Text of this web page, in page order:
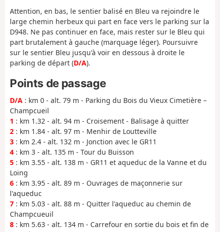
Attention, en bas, le sentier balisé en Bleu va rejoindre le
large chemin herbeux qui part en face vers le parking sur la
D948. Ne pas continuer en face, mais rester sur le Bleu qui
part brutalement à gauche (marquage léger). Poursuivre
sur le sentier Bleu jusqu'à voir en dessous à droite le
parking de départ (D/A).
Points de passage
D/A : km 0 - alt. 79 m - Parking du Bois du Vieux Cimetière –
Champcueil
1 : km 1.32 - alt. 94 m - Croisement - Balisage à quitter
2 : km 1.84 - alt. 97 m - Menhir de Loutteville
3 : km 2.4 - alt. 132 m - Jonction avec le GR11
4 : km 3 - alt. 135 m - Tour du Buisson
5 : km 3.55 - alt. 138 m - GR11 et aqueduc de la Vanne et du
Loing
6 : km 3.95 - alt. 89 m - Ouvrages de maçonnerie sur
l'aqueduc
7 : km 5.03 - alt. 88 m - Quitter l'aqueduc au chemin de
Champcueuil
8 : km 5.63 - alt. 134 m - Carrefour en sortie du bois et fin de